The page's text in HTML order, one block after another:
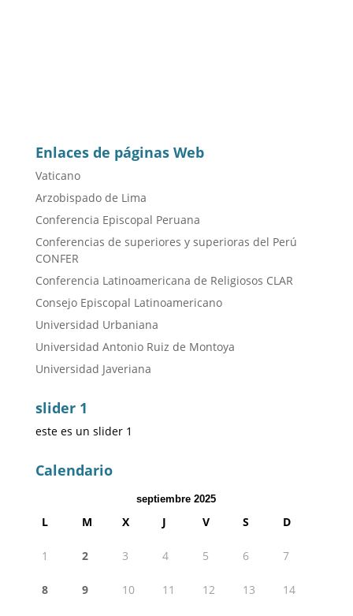
Enlaces de páginas Web
Vaticano
Arzobispado de Lima
Conferencia Episcopal Peruana
Conferencias de superiores y superioras del Perú
CONFER
Conferencia Latinoamericana de Religiosos CLAR
Consejo Episcopal Latinoamericano
Universidad Urbaniana
Universidad Antonio Ruiz de Montoya
Universidad Javeriana
slider 1
este es un slider 1
Calendario
septiembre 2025
L M X J V S D
1 2 3 4 5 6 7
8 9 10 11 12 13 14